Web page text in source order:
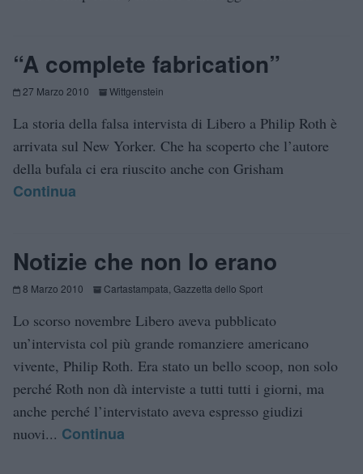
“A complete fabrication”
27 Marzo 2010 Wittgenstein
La storia della falsa intervista di Libero a Philip Roth è
arrivata sul New Yorker. Che ha scoperto che l’autore
della bufala ci era riuscito anche con Grisham
Continua
Notizie che non lo erano
8 Marzo 2010 Cartastampata Gazzetta dello Sport
Lo scorso novembre Libero aveva pubblicato
un’intervista col più grande romanziere americano
vivente, Philip Roth. Era stato un bello scoop, non solo
perché Roth non dà interviste a tutti tutti i giorni, ma
anche perché l’intervistato aveva espresso giudizi
nuovi... Continua